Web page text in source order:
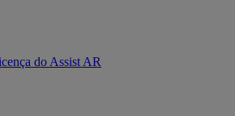
do Assist AR